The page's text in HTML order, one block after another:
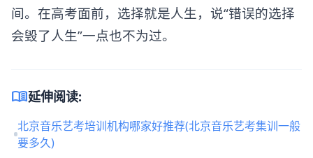
间。在高考面前，选择就是人生，说“错误的选择
会毁了人生”一点也不为过。
menu_book延伸阅读:
北京音乐艺考培训机构哪家好推荐(北京音乐艺考集训一般
要多久)